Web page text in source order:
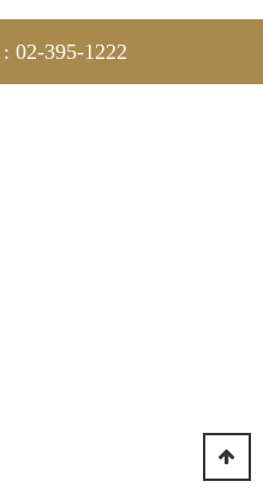
02-395-1222